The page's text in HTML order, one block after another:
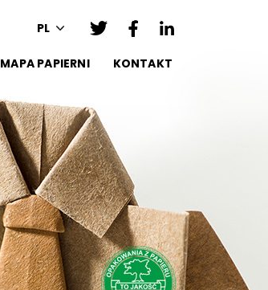
PL
MAPA PAPIERNI KONTAKT